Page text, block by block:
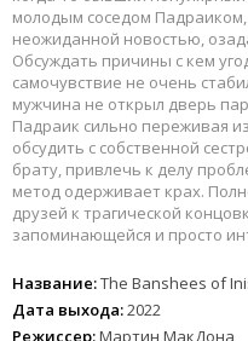
молодым соседом Падраиком,
неожиданной новостью,
Обсуждать причины с кем
самочувствие не очень
мужчина не открыл дверь
Падраик сильно переживая
обсудить с собственной
брату, привлечь к делу
метод одерживает крах.
друзей к трагической
запоминающейся и просто
Название:The Banshees of
Дата выхода:2022
Режиссер:Мартин МакДона